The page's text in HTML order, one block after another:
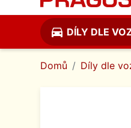
directions_car DÍLY DLE
Domů Díly dle